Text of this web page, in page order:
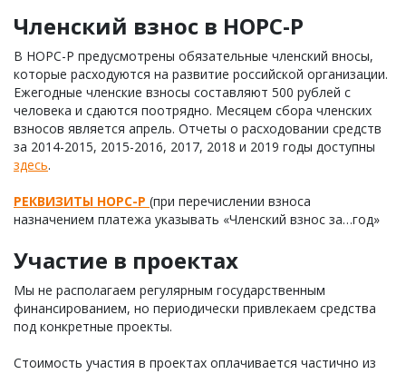
Членский взнос в НОРС-Р
В НОРС-Р предусмотрены обязательные членский вносы,
которые расходуются на развитие российской организации.
Ежегодные членские взносы составляют 500 рублей с
человека и сдаются поотрядно. Месяцем сбора членских
взносов является апрель. Отчеты о расходовании средств
за 2014-2015, 2015-2016, 2017, 2018 и 2019 годы доступны
здесь.
РЕКВИЗИТЫ НОРС-Р (при перечислении взноса
назначением платежа указывать «Членский взнос за…год»
Участие в проектах
Мы не располагаем регулярным государственным
финансированием, но периодически привлекаем средства
под конкретные проекты.
Стоимость участия в проектах оплачивается частично из